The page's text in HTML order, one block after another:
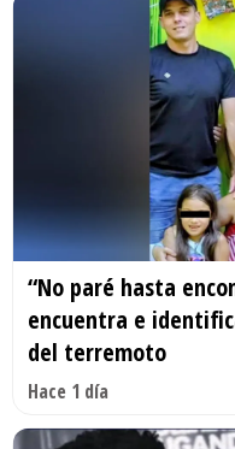
“No paré hasta
encuentra e
del terremoto
Hace 1 día